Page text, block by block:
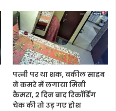
पत्नी पर था शक, वकील साहब
ने कमरे में लगाया मिनी
कैमरा, 2 दिन बाद रिकॉर्डिंग
चेक की तो उड़ गए होश